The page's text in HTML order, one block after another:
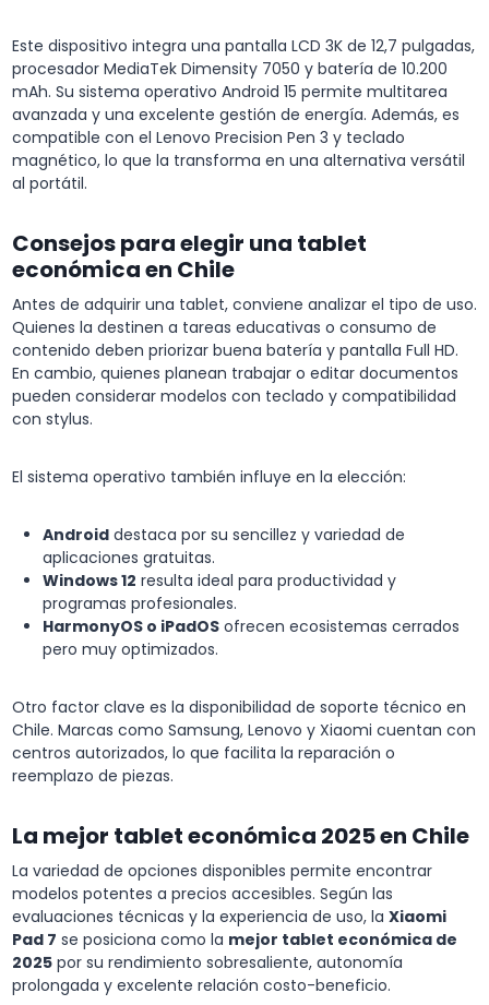
Este dispositivo integra una pantalla LCD 3K de 12,7 pulgadas,
procesador MediaTek Dimensity 7050 y batería de 10.200
mAh. Su sistema operativo Android 15 permite multitarea
avanzada y una excelente gestión de energía. Además, es
compatible con el Lenovo Precision Pen 3 y teclado
magnético, lo que la transforma en una alternativa versátil
al portátil.
Consejos para elegir una tablet
económica en Chile
Antes de adquirir una tablet, conviene analizar el tipo de uso.
Quienes la destinen a tareas educativas o consumo de
contenido deben priorizar buena batería y pantalla Full HD.
En cambio, quienes planean trabajar o editar documentos
pueden considerar modelos con teclado y compatibilidad
con stylus.
El sistema operativo también influye en la elección:
Android destaca por su sencillez y variedad de
aplicaciones gratuitas.
Windows 12 resulta ideal para productividad y
programas profesionales.
HarmonyOS o iPadOS ofrecen ecosistemas cerrados
pero muy optimizados.
Otro factor clave es la disponibilidad de soporte técnico en
Chile. Marcas como Samsung, Lenovo y Xiaomi cuentan con
centros autorizados, lo que facilita la reparación o
reemplazo de piezas.
La mejor tablet económica 2025 en Chile
La variedad de opciones disponibles permite encontrar
modelos potentes a precios accesibles. Según las
evaluaciones técnicas y la experiencia de uso, la Xiaomi
Pad 7 se posiciona como la mejor tablet económica de
2025 por su rendimiento sobresaliente, autonomía
prolongada y excelente relación costo-beneficio.